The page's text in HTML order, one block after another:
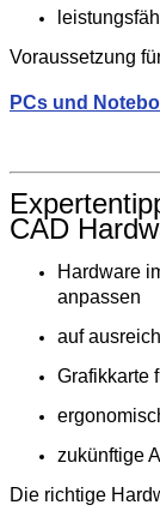
Voraussetzung
PCs und
CAD
Hardware
anpassen
auf
Grafikkarte
zukünftige
Die richtige